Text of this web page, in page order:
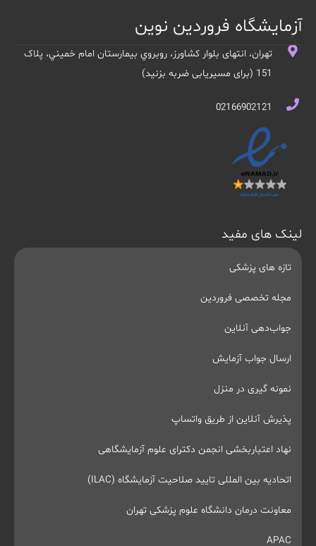
آزمایشگاه فروردین نوین
تهران، انتهای بلوار کشاورز، روبروي بيمارستان امام خميني، پلاک
151 (برای مسیریابی ضربه بزنید)
02166902121
لینک های مفید
تازه های پزشکی
مجله تخصصی فروردین
جواب‌دهی آنلاین
ارسال جواب آزمایش
نمونه گیری در منزل
پذیرش آنلاین از طریق واتساپ
نهاد اعتباربخشی انجمن دکترای علوم آزمایشگاهی
اتحادیه بین المللی تایید صلاحیت آزمایشگاه (ILAC)
معاونت درمان دانشگاه علوم پزشکی تهران
APAC